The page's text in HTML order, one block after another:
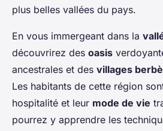
plus belles vallées du pays.
En vous immergeant dans la
découvrirez des oasis
ancestrales et des villages
Les habitants de cette région
hospitalité et leur mode de vie
pourrez y apprendre les